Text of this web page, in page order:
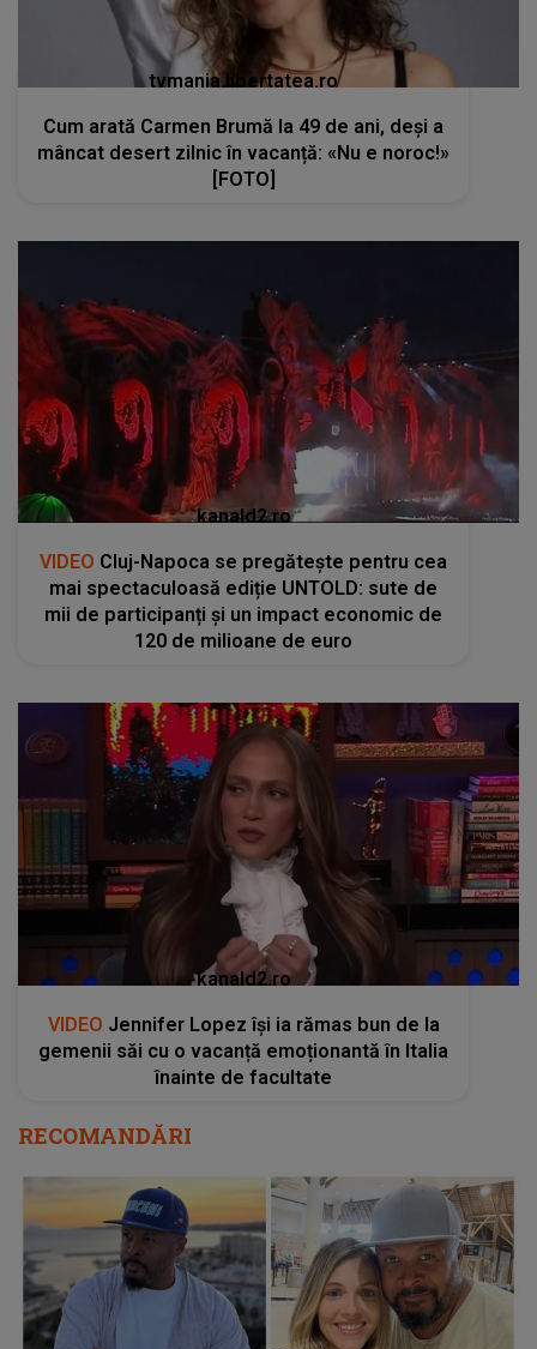
tvmania.libertatea.ro
Cum arată Carmen Brumă la 49 de ani, deși a
mâncat desert zilnic în vacanță: «Nu e noroc!»
[FOTO]
kanald2.ro
VIDEO Cluj-Napoca se pregătește pentru cea
mai spectaculoasă ediție UNTOLD: sute de
mii de participanți și un impact economic de
120 de milioane de euro
kanald2.ro
VIDEO Jennifer Lopez își ia rămas bun de la
gemenii săi cu o vacanță emoționantă în Italia
înainte de facultate
RECOMANDĂRI